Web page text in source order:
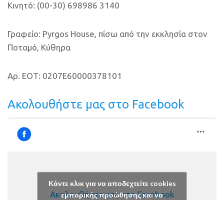
Κινητό: (00-30) 698986 3140
Γραφείο: Pyrgos House, πίσω από την εκκλησία στον
Ποταμό, Κύθηρα
Αρ. ΕΟΤ: 0207E60000378101
Ακολουθήστε μας στο Facebook
Ακολουθήστε μας στο Facebook
Κάντε κλικ για να αποδεχτείτε cookies
εμπορικής προώθησης και να